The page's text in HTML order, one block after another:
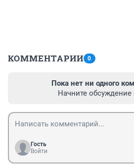
КОММЕНТАРИИ 0
Пока нет ни одного
Начните
Гость
Войти